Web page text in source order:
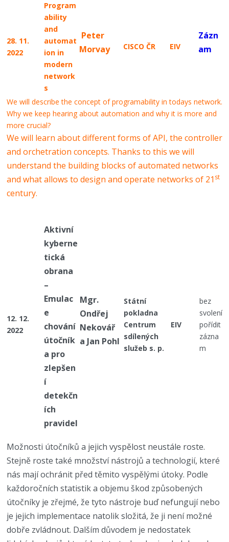
28. 11.
2022
Program
ability
and
automat
ion in
modern
network
s
Peter
Morvay
CISCO ČR EIV
Zázn
am
We will describe the concept of programability in todays network.
Why we keep hearing about automation and why it is more and
more crucial?
We will learn about different forms of API, the controller
and orchetration concepts. Thanks to this we will
understand the building blocks of automated networks
and what allows to design and operate networks of 21 st
century.
12. 12.
2022
Aktivní
kyberne
tická
obrana
–
Emulac
e
chování
útočník
a pro
zlepšen
í
detekčn
ích
pravidel
Mgr.
Ondřej
Nekovář
a Jan Pohl
Státní
pokladna
Centrum
sdílených
služeb s. p.
EIV
bez
svolení
pořídit
zázna
m
Možnosti útočníků a jejich vyspělost neustále roste.
Stejně roste také množství nástrojů a technologií, které
nás mají ochránit před těmito vyspělými útoky. Podle
každoročních statistik a objemu škod způsobených
útočníky je zřejmé, že tyto nástroje buď nefungují nebo
je jejich implementace natolik složitá, že ji není možné
dobře zvládnout. Dalším důvodem je nedostatek